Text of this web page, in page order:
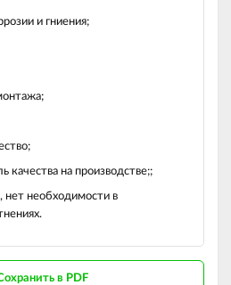
и гниения;
качества на производстве;;
нет необходимости в
в PDF